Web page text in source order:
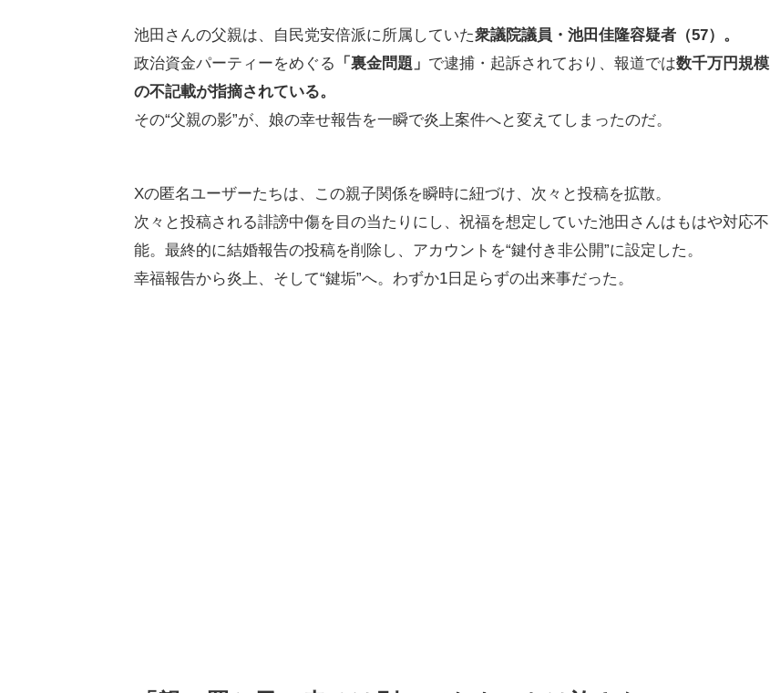
池田さんの父親は、自民党安倍派に所属していた衆議院議員・池田佳隆容疑者（57）。
政治資金パーティーをめぐる
「裏金問題」 で逮捕・起訴されており、報道では数千万円規模
の不記載が指摘されている。
その“父親の影”が、娘の幸せ報告を一瞬で炎上案件へと変えてしまったのだ。
Xの匿名ユーザーたちは、この親子関係を瞬時に紐づけ、次々と投稿を拡散。
次々と投稿される誹謗中傷を目の当たりにし、祝福を想定していた池田さんはもはや対応不
能。最終的に結婚報告の投稿を削除し、アカウントを“鍵付き非公開”に設定した。
幸福報告から炎上、そして“鍵垢”へ。わずか1日足らずの出来事だった。